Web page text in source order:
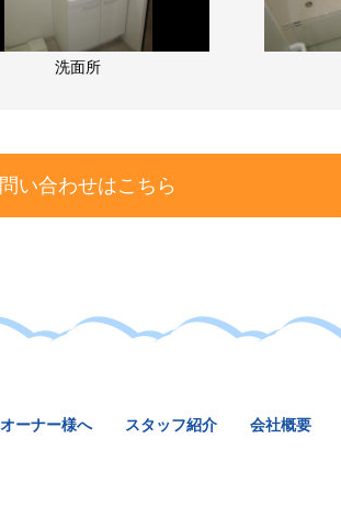
洗面所
い合わせはこちら
オーナー様へ スタッフ紹介 会社概要